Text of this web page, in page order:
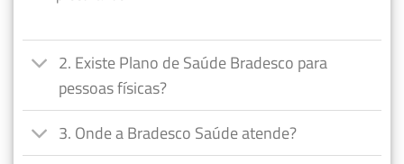
2. Existe Plano de Saúde Bradesco para
pessoas físicas?
3. Onde a Bradesco Saúde atende?